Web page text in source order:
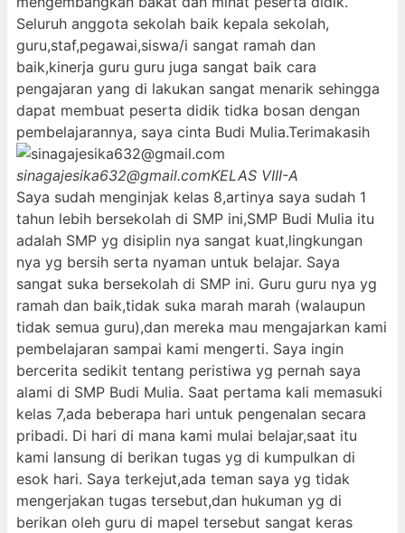
Seluruh anggota sekolah baik kepala sekolah,
guru,staf,pegawai,siswa/i sangat ramah dan
baik,kinerja guru guru juga sangat baik cara
pengajaran yang di lakukan sangat menarik sehingga
dapat membuat peserta didik tidka bosan dengan
pembelajarannya, saya cinta Budi Mulia.Terimakasih
sinagajesika632@gmail.comKELAS VIII-A
Saya sudah menginjak kelas 8,artinya saya sudah 1
tahun lebih bersekolah di SMP ini,SMP Budi Mulia itu
adalah SMP yg disiplin nya sangat kuat,lingkungan
nya yg bersih serta nyaman untuk belajar. Saya
sangat suka bersekolah di SMP ini. Guru guru nya yg
ramah dan baik,tidak suka marah marah (walaupun
tidak semua guru),dan mereka mau mengajarkan kami
pembelajaran sampai kami mengerti. Saya ingin
bercerita sedikit tentang peristiwa yg pernah saya
alami di SMP Budi Mulia. Saat pertama kali memasuki
kelas 7,ada beberapa hari untuk pengenalan secara
pribadi. Di hari di mana kami mulai belajar,saat itu
kami lansung di berikan tugas yg di kumpulkan di
esok hari. Saya terkejut,ada teman saya yg tidak
mengerjakan tugas tersebut,dan hukuman yg di
berikan oleh guru di mapel tersebut sangat keras